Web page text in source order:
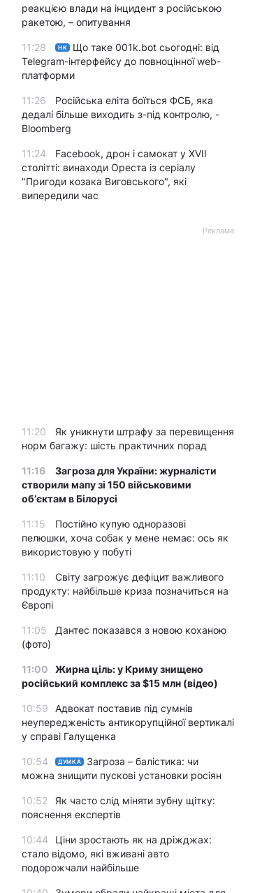
реакцією влади на інцидент з російською
ракетою, – опитування
11:28 НК
Що таке 001k.bot сьогодні: від
Telegram-інтерфейсу до повноцінної web-
платформи
11:26
Російська еліта боїться ФСБ, яка
дедалі більше виходить з-під контролю, -
Bloomberg
11:24
Facebook, дрон і самокат у XVII
столітті: винаходи Ореста із серіалу
"Пригоди козака Виговського", які
випередили час
Реклама
11:20
Як уникнути штрафу за перевищення
норм багажу: шість практичних порад
11:16
Загроза для України: журналісти
створили мапу зі 150 військовими
обʼєктам в Білорусі
11:15
Постійно купую одноразові
пелюшки, хоча собак у мене немає: ось як
використовую у побуті
11:10
Світу загрожує дефіцит важливого
продукту: найбільше криза позначиться на
Європі
11:05
Дантес показався з новою коханою
(фото)
11:00
Жирна ціль: у Криму знищено
російський комплекс за $15 млн (відео)
10:59
Адвокат поставив під сумнів
неупередженість антикорупційної вертикалі
у справі Галущенка
10:54 ДУМКА
Загроза – балістика: чи
можна знищити пускові установки росіян
10:52
Як часто слід міняти зубну щітку:
пояснення експертів
10:44
Ціни зростають як на дріжджах:
стало відомо, які вживані авто
подорожчали найбільше